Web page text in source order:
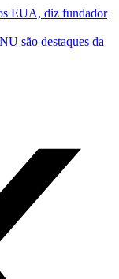
EUA, diz fundador
são destaques da